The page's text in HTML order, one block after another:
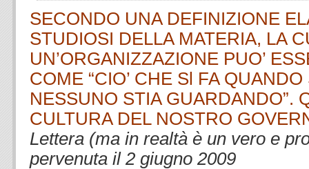
SECONDO UNA DEFINIZIONE
STUDIOSI DELLA MATERIA, LA
UN’ORGANIZZAZIONE PUO’
COME “CIO’ CHE Sl FA
NESSUNO STIA GUARDANDO”.
CULTURA DEL NOSTRO
Lettera (ma in realtà è un vero e
pervenuta il 2 giugno 2009